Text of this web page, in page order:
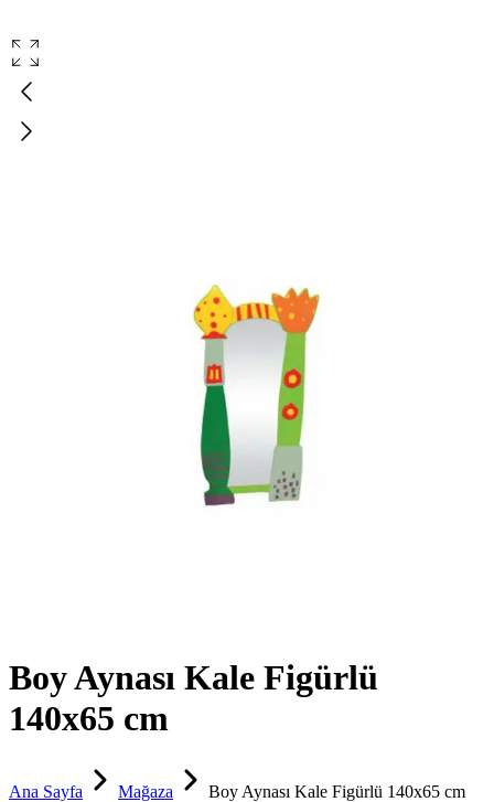
Boy Aynası Kale Figürlü
140x65 cm
Ana Sayfa Mağaza
Boy Aynası Kale Figürlü 140x65 cm